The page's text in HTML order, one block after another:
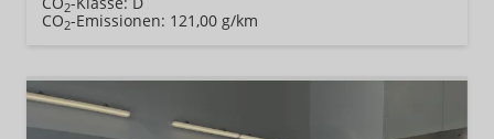
2
CO2-Emissionen: 121,00 g/km